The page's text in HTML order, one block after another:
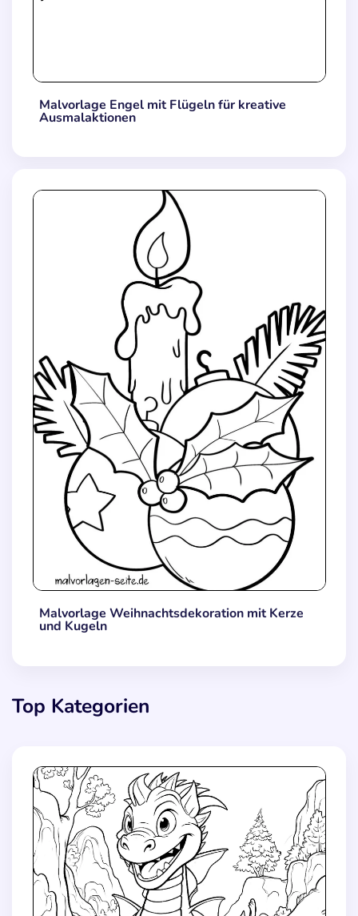
Malvorlage Engel mit Flügeln für kreative
Ausmalaktionen
Malvorlage Weihnachtsdekoration mit Kerze
und Kugeln
Top Kategorien